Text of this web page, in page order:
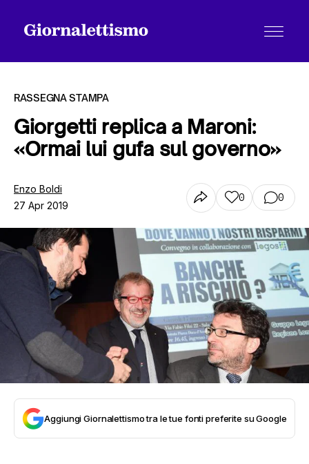
Tutti gli articoli
Chi siamo
Contatti
RASSEGNA STAMPA
Giorgetti replica a Maroni:
«Ormai lui gufa sul governo»
Enzo Boldi
27 Apr 2019
0 0
Aggiungi Giornalettismo tra le tue fonti preferite su Google